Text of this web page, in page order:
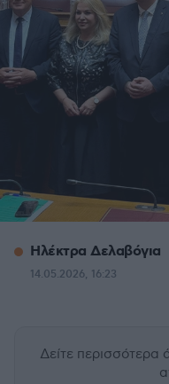
Ηλέκτρα Δελαβόγια
14.05.2026, 16:23
Δείτε περισσότερα